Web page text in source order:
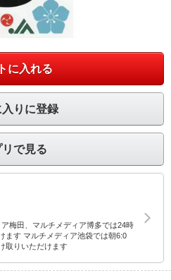
に入れる
入りに登録
リで見る
梅田、マルチメディア博多では24時
ます マルチメディア池袋では朝6:0
取りいただけます